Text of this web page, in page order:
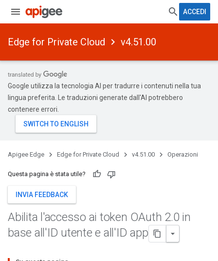
ACCEDI
Edge for Private Cloud v4.51.00
Google utilizza la tecnologia AI per tradurre i contenuti nella tua
lingua preferita. Le traduzioni generate dall'AI potrebbero
contenere errori.
Apigee Edge Edge for Private Cloud v4.51.00 Operazioni
Questa pagina è stata utile?
INVIA FEEDBACK
Abilita l'accesso ai token OAuth 2.0 in
base all'ID utente e all'ID app